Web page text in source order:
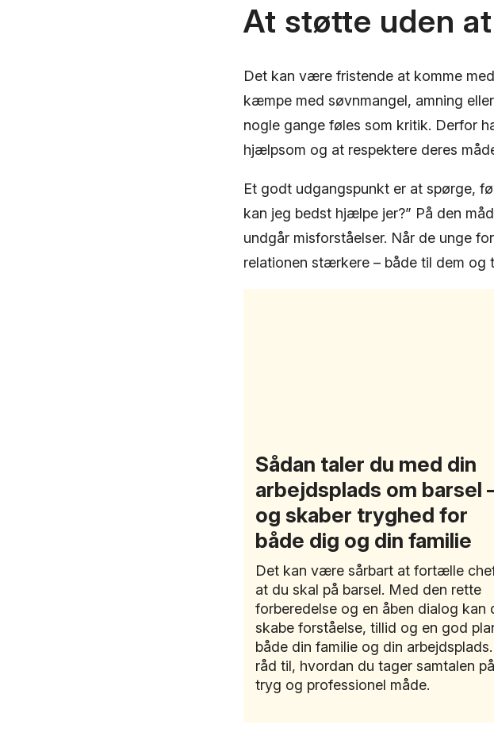
At støtte uden
Det kan være fristende at komme
kæmpe med søvnmangel, amning
nogle gange føles som kritik. Derfor
hjælpsom og at respektere deres
Et godt udgangspunkt er at spørge,
kan jeg bedst hjælpe jer?” På den
undgår misforståelser. Når de unge
relationen stærkere – både til dem og
Sådan taler du med din
arbejdsplads om barsel
og skaber tryghed for
både dig og din familie
Det kan være sårbart at fortælle
at du skal på barsel. Med den rette
forberedelse og en åben dialog kan
skabe forståelse, tillid og en god
både din familie og din
råd til, hvordan du tager samtalen
tryg og professionel måde.